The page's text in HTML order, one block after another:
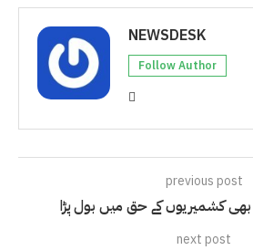
NEWSDESK
Follow Author
previous post
کشمیریوں کے حق میں بول پڑا
next post